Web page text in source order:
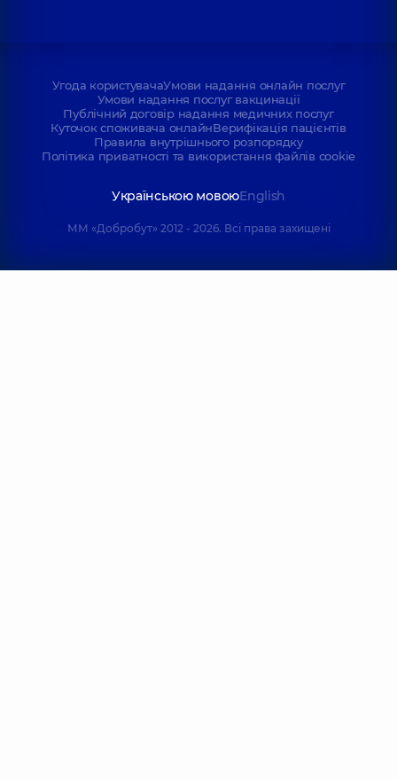
Угода користувачаУмови надання онлайн послуг
Умови надання послуг вакцинації
Публічний договір надання медичних послуг
Куточок споживача онлайнВерифікація пацієнтів
Правила внутрішнього розпорядку
Політика приватності та використання файлів cookie
Українською мовоюEnglish
ММ «Добробут» 2012 - 2026. Всі права захищені